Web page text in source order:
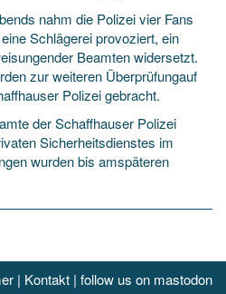
nahm die Polizei vier Fans
Schlägerei provoziert, ein
Beamten widersetzt.
zur weiteren Überprüfungauf
Polizei gebracht.
der Schaffhauser Polizei
Sicherheitsdienstes im
wurden bis amspäteren
| Kontakt | follow us on mastodon